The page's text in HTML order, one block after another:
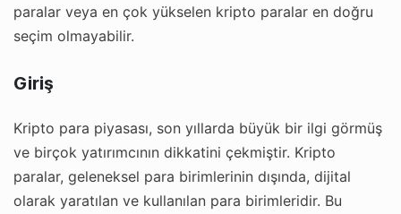
paralar veya en çok yükselen kripto paralar en doğru
seçim olmayabilir.
Giriş
Kripto para piyasası, son yıllarda büyük bir ilgi görmüş
ve birçok yatırımcının dikkatini çekmiştir. Kripto
paralar, geleneksel para birimlerinin dışında, dijital
olarak yaratılan ve kullanılan para birimleridir. Bu